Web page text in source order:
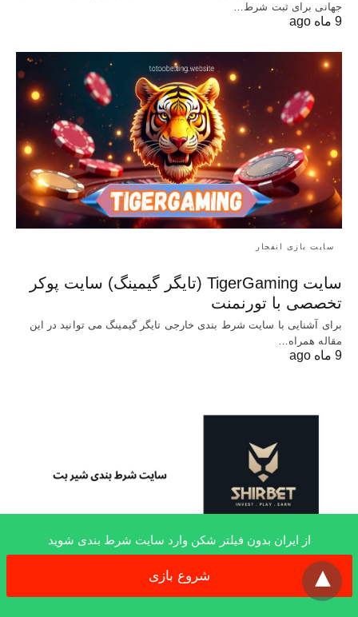
جهانی برای ثبت شرط…
9 ماه ago
سایت بازی انفجار
سایت TigerGaming (تایگر گیمینگ) سایت پوکر
تخصصی با تورنمنت
برای آشنایی با سایت شرط بندی خارجی تایگر گیمینگ می توانید در این
مقاله همراه…
9 ماه ago
سایت بازی انفجار
از ایران بدون فیلتر شکن وارد سایت شرط بندی شوید
شروع بازی